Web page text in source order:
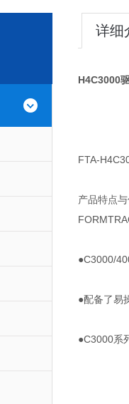
详细
H4C3000
FTA-
产品特点
●C3000/
●配备了易
●C3000系